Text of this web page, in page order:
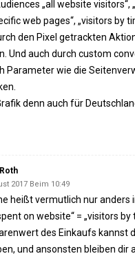
„all website visitors“,
web pages“, „visitors by
den Pixel getrackten
Und auch durch custom
Parameter wie die
denn auch für
2017 Beim 10:49
heißt vermutlich nur anders
on website“ = „visitors by
des Einkaufs kannst
und ansonsten bleiben dir